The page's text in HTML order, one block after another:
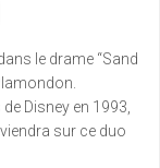
le drame “Sand
Disney en 1993,
sur ce duo